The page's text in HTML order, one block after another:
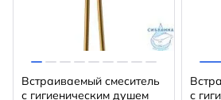
Встраиваемый смеситель
с гигиеническим душем
с